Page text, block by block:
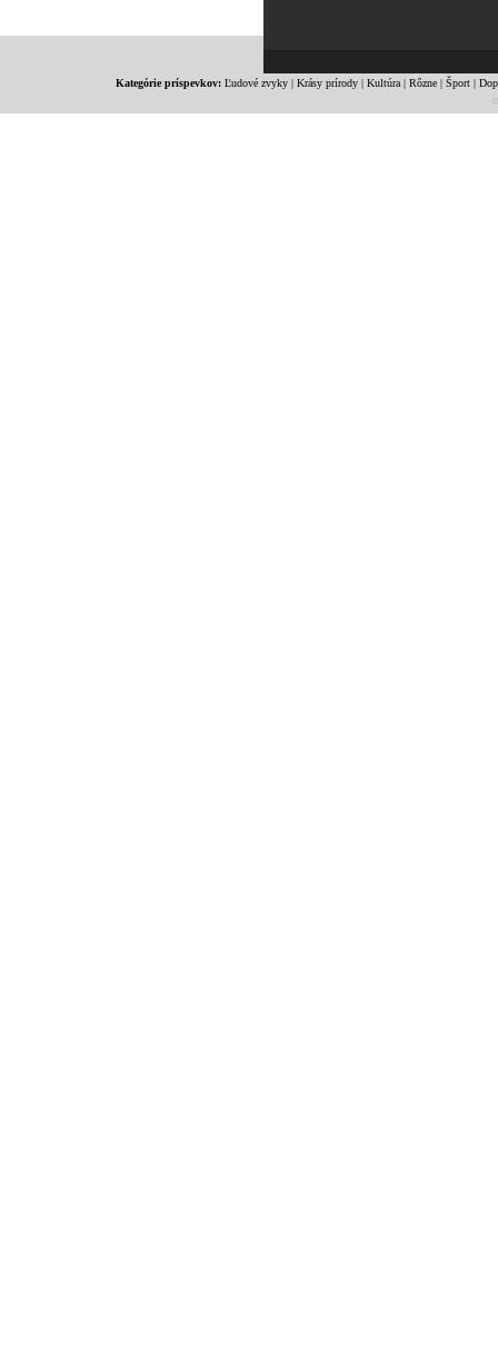
Kategórie príspevkov: Ľudové zvyky| Krásy prírody| Kultúra| Rôzne| Šport|